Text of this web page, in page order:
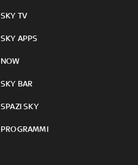
SKY TV
SKY APPS
NOW
SKY BAR
SPAZI SKY
PROGRAMMI